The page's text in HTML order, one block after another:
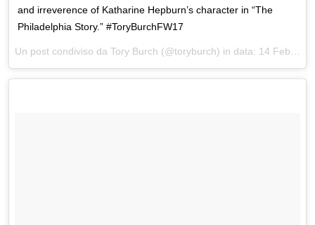
and irreverence of Katharine Hepburn’s character in “The
Philadelphia Story.” #ToryBurchFW17
Un post condiviso da Tory Burch (@toryburch) in data: 14 Feb 2017 alle ore 16:09 PST